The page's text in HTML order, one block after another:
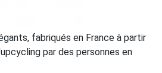
fabriqués en France à partir
par des personnes en